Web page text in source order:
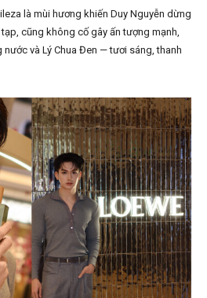
là mùi hương khiến Duy Nguyễn dừng
cũng không cố gây ấn tượng mạnh,
và Lý Chua Đen — tươi sáng, thanh